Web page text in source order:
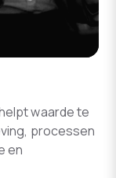
waarde te
processen
en